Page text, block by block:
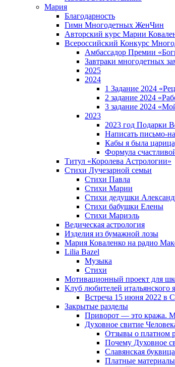
Мария
Благодарность
Гимн Многодетных ЖенЧин
Авторский курс Марии
Всероссийский Конкурс
Амбассадор Премии
Завтраки многодетных
2025
2024
1 Задание 2024
2 задание 2024
3 задание 2024
2023
2023 год Подарки
Написать письмо-
Кабы я была
Формула
Титул «Королева Астрологии»
Стихи Лучезарной семьи
Стихи Павла
Стихи Марии
Стихи дедушки
Стихи бабушки Елены
Стихи Мариэль
Ведическая астрология
Изделия из бумажной лозы
Мария Коваленко на радио
Lilia Bazel
Музыка
Cтихи
Мотивационный проект для
Клуб любителей итальянского
Встреча 15 июня 2022 в
Закрытые разделы
Приворот — это кража.
Духовное свитие
Отзывы о платном
Почему Духовное
Славянская буквица
Платные